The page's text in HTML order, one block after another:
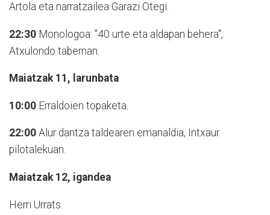
Artola eta narratzailea Garazi Otegi.
22:30 Monologoa: "40 urte eta aldapan behera",
Atxulondo tabernan.
Maiatzak 11, larunbata
10:00 Erraldoien topaketa.
22:00 Alur dantza taldearen emanaldia, Intxaur
pilotalekuan.
Maiatzak 12, igandea
Herri Urrats.